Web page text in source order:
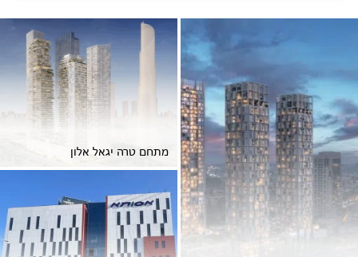
מתחם טרה יגאל אלון